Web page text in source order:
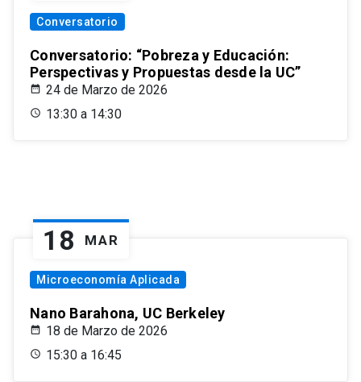
Conversatorio
Conversatorio: “Pobreza y Educación:
Perspectivas y Propuestas desde la UC”
24 de Marzo de 2026
13:30 a 14:30
18 MAR
Microeconomía Aplicada
Nano Barahona, UC Berkeley
18 de Marzo de 2026
15:30 a 16:45